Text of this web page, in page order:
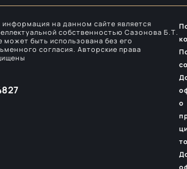
информация на данном сайте является
собственностью Сазонова Б.Т.
может быть использована без его
согласия. Авторские права
о